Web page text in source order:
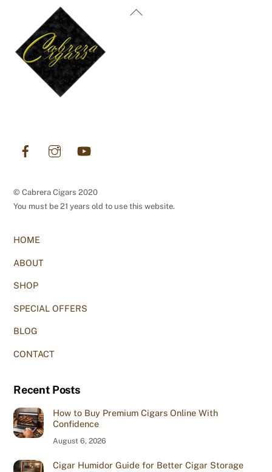
Back
Facebook
© Cabrera Cigars 2020
You must be 21 years old to use this website.
HOME
ABOUT
SHOP
SPECIAL OFFERS
BLOG
CONTACT
Recent Posts
How to Buy Premium Cigars Online With
Confidence
August 6, 2026
Cigar Humidor Guide for Better Cigar Storage